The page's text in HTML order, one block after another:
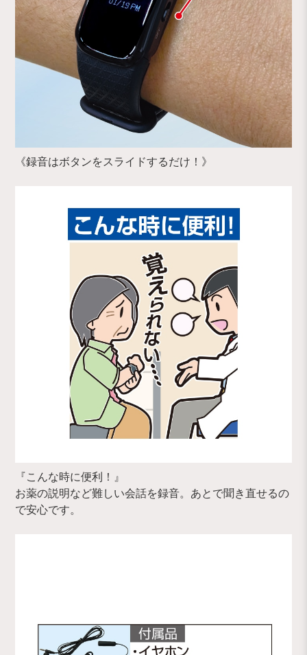
《録音はボタンをスライドするだけ！》
『こんな時に便利！』
お薬の説明など難しい会話を録音。あとで聞き直せるの
で安心です。